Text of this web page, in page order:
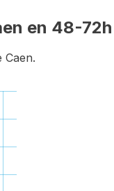
en 48-72h
Caen.